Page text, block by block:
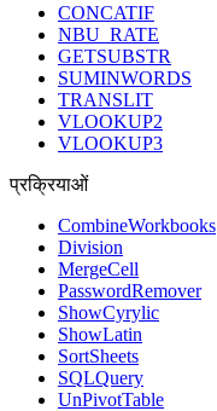
CONCATIF
NBU_RATE
GETSUBSTR
SUMINWORDS
TRANSLIT
VLOOKUP2
VLOOKUP3
प्रक्रियाओं
CombineWorkbooks
Division
MergeCell
PasswordRemover
ShowCyrylic
ShowLatin
SortSheets
SQLQuery
UnPivotTable